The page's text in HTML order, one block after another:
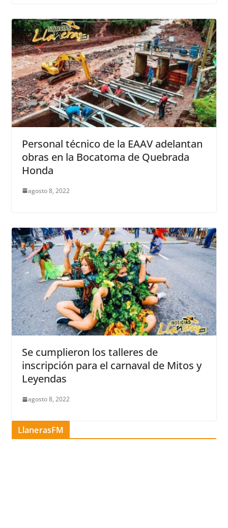
Personal técnico de la EAAV adelantan
obras en la Bocatoma de Quebrada
Honda
agosto 8, 2022
Se cumplieron los talleres de
inscripción para el carnaval de Mitos y
Leyendas
agosto 8, 2022
LlanerasFM